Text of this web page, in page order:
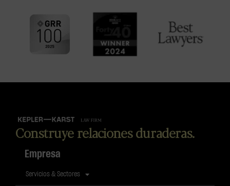
Construye relaciones duraderas.
Empresa
Servicios & Sectores